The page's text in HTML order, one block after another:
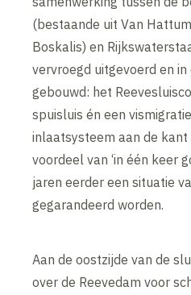
(bestaande uit Van
Boskalis) en
vervroegd uitgevoerd en
gebouwd: het
spuisluis én een
inlaatsysteem aan de
voordeel van ‘in één keer
jaren eerder een situatie
gegarandeerd worden.
Aan de oostzijde van de
over de Reevedam voor